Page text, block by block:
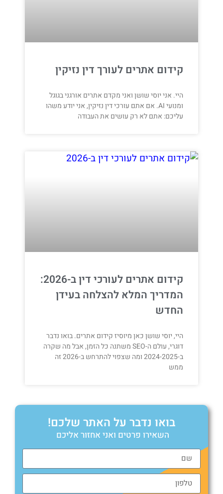
קידום אתרים לעורך דין נזיקין
היי. אני יוסי שושן ואני מקדם אתרים אורגני בגוגל
ומנועי AI. אם אתם עורכי דין נזיקין, אני יודע משהו
עליכם: אתם לא רק עושים את העבודה
קידום אתרים לעורכי דין ב-2026:
המדריך המלא להצלחה בעידן
החדש
היי, יוסי שושן כאן מיוסיז קידום אתרים. בואו נדבר
דוגרי, עולם ה-SEO משתנה כל הזמן, אבל מה שקרה
ב-2024-2025 ומה שצפוי להתרחש ב-2026 זה
ממש
בואו נדבר על האתר שלכם!
השאירו פרטים ואני אחזור אליכם